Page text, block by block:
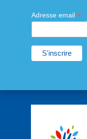
Adresse email *